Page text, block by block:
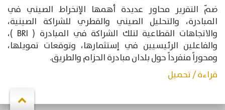
ضمّ التقرير محاور عديدة أهمها الإنخراط الصيني في
المبادرة، والتحليل الصيني والقطري للشراكة الصينية،
والاتجاهات القطاعية لتلك الشراكة في المبادرة ( BRI )،
والفاعلين الرئيسيين في إستثمارها، وتوقعات تمويلها،
ومحوراً منفرداً حول بلدان مبادرة الحزام والطريق.
قراءة / تحميل